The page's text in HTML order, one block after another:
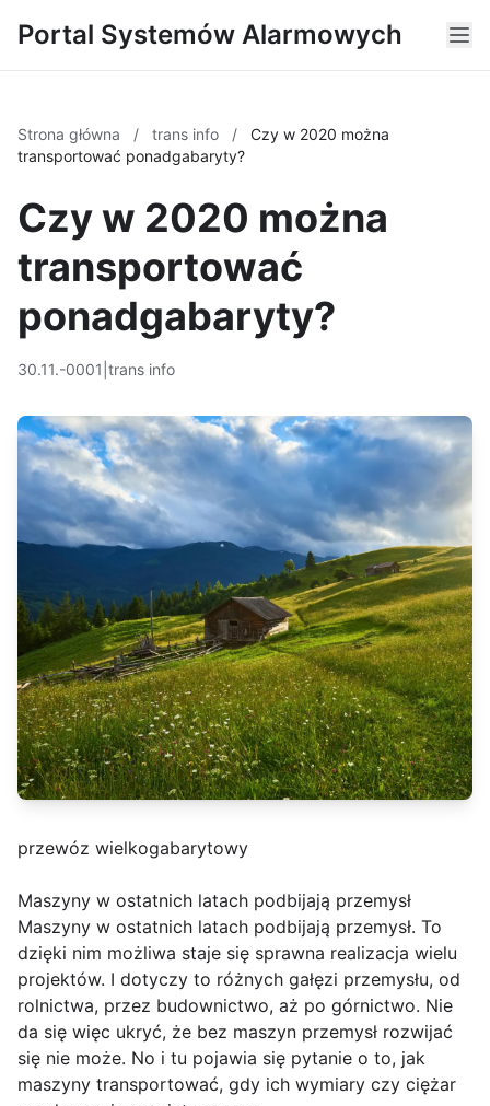
Portal Systemów Alarmowych
Strona główna / trans info /
Czy w 2020 można
transportować ponadgabaryty?
Czy w 2020 można
transportować
ponadgabaryty?
30.11.-0001 trans info
przewóz wielkogabarytowy
Maszyny w ostatnich latach podbijają przemysł
Maszyny w ostatnich latach podbijają przemysł. To
dzięki nim możliwa staje się sprawna realizacja wielu
projektów. I dotyczy to różnych gałęzi przemysłu, od
rolnictwa, przez budownictwo, aż po górnictwo. Nie
da się więc ukryć, że bez maszyn przemysł rozwijać
się nie może. No i tu pojawia się pytanie o to, jak
maszyny transportować, gdy ich wymiary czy ciężar